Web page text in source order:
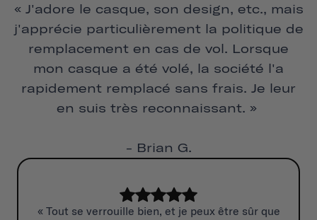
« J'adore le casque, son design, etc., mais
j'apprécie particulièrement la politique de
remplacement en cas de vol. Lorsque
mon casque a été volé, la société l'a
rapidement remplacé sans frais. Je leur
en suis très reconnaissant. »
- Brian G.
« Tout se verrouille bien, et je peux être sûr que